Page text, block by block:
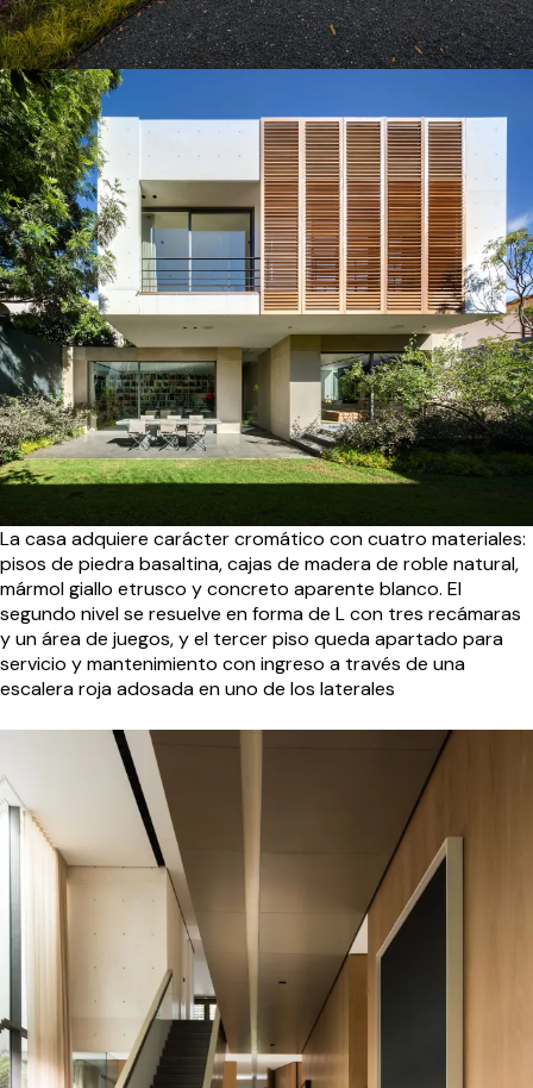
La casa adquiere carácter cromático con cuatro materiales:
pisos de piedra basaltina, cajas de madera de roble natural,
mármol giallo etrusco y concreto aparente blanco. El
segundo nivel se resuelve en forma de L con tres recámaras
y un área de juegos, y el tercer piso queda apartado para
servicio y mantenimiento con ingreso a través de una
escalera roja adosada en uno de los laterales